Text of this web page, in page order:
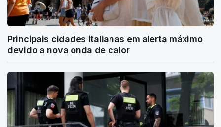
Principais cidades italianas em alerta máximo
devido a nova onda de calor